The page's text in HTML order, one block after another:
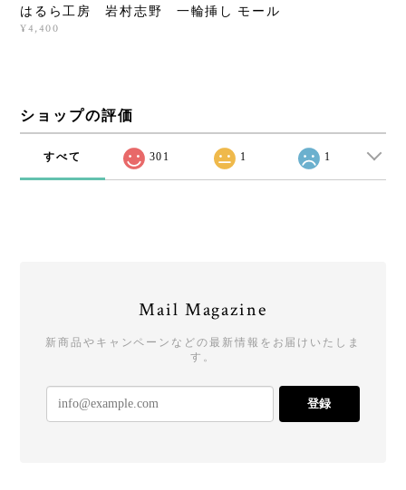
はるら工房 岩村志野 一輪挿し モール
¥4,400
ショップの評価
すべて 301 1 1
Mail Magazine
新商品やキャンペーンなどの最新情報をお届けいたしま
す。
登録